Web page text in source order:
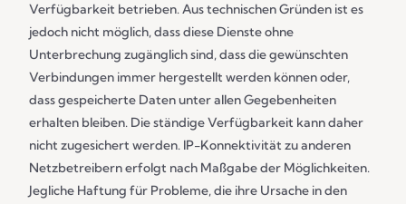
Verfügbarkeit betrieben. Aus technischen Gründen ist es
jedoch nicht möglich, dass diese Dienste ohne
Unterbrechung zugänglich sind, dass die gewünschten
Verbindungen immer hergestellt werden können oder,
dass gespeicherte Daten unter allen Gegebenheiten
erhalten bleiben. Die ständige Verfügbarkeit kann daher
nicht zugesichert werden. IP-Konnektivität zu anderen
Netzbetreibern erfolgt nach Maßgabe der Möglichkeiten.
Jegliche Haftung für Probleme, die ihre Ursache in den